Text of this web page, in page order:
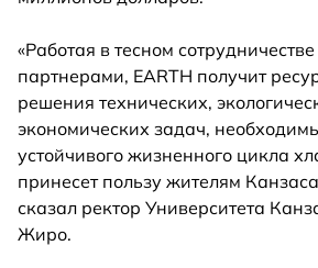
«Работая в тесном
партнерами, EARTH получит
решения технических,
экономических задач,
устойчивого жизненного цикла
принесет пользу жителям
сказал ректор Университета
Жиро.